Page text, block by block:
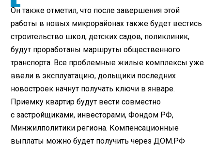
Он также отметил, что после завершения этой
работы в новых микрорайонах также будет вестись
строительство школ, детских садов, поликлиник,
будут проработаны маршруты общественного
транспорта. Все проблемные жилые комплексы уже
ввели в эксплуатацию, дольщики последних
новостроек начнут получать ключи в январе.
Приемку квартир будут вести совместно
с застройщиками, инвесторами, Фондом РФ,
Минжилполитики региона. Компенсационные
выплаты можно будет получить через ДОМ.РФ